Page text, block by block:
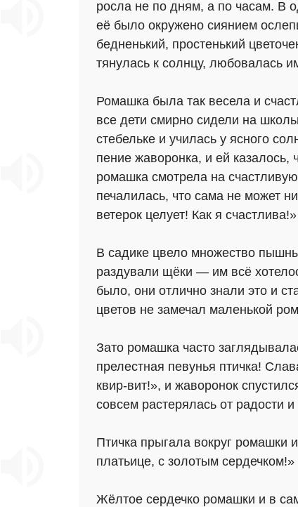
росла не по дням, а по часам. В
её было окружено сиянием
бедненький, простенький
тянулась к солнцу, любовалась
Ромашка была так весела и
все дети смирно сидели на
стебельке и училась у ясного
пение жаворонка, и ей казалось,
ромашка смотрела на
печалилась, что сама не может
ветерок целует! Как я счастлива!»
В садике цвело множество
раздували щёки — им всё
было, они отлично знали это и
цветов не замечал маленькой
Зато ромашка часто
прелестная певунья птичка!
квир-вит!», и жаворонок
совсем растерялась от радости
Птичка прыгала вокруг ромашки
платьице, с золотым сердечком!»
Жёлтое сердечко ромашки и в